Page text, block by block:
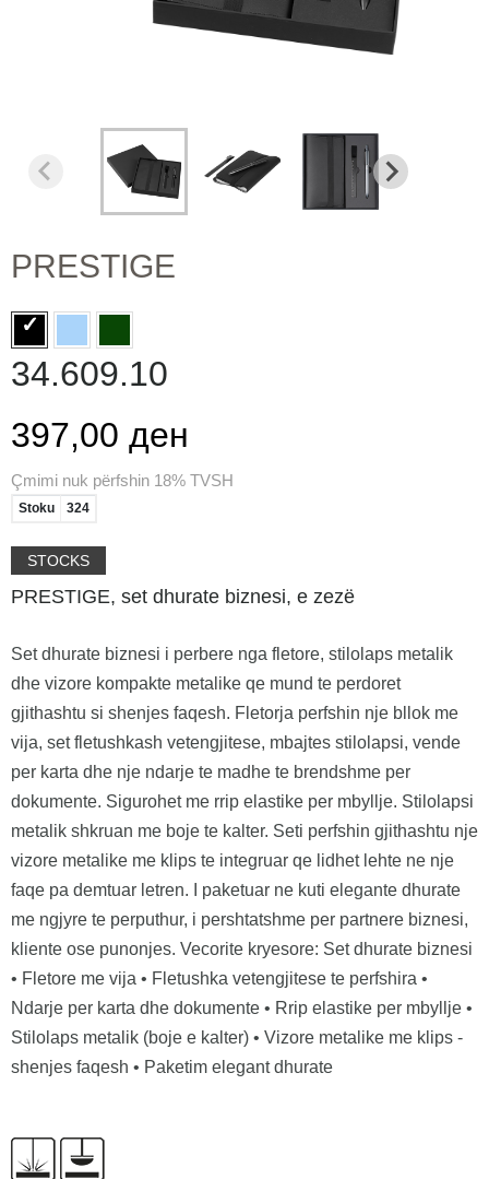
PRESTIGE
34.609.10
397,00 ден
Çmimi nuk përfshin 18% TVSH
Stoku 324
STOCKS
PRESTIGE, set dhurate biznesi, e zezë
Set dhurate biznesi i perbere nga fletore, stilolaps metalik
dhe vizore kompakte metalike qe mund te perdoret
gjithashtu si shenjes faqesh. Fletorja perfshin nje bllok me
vija, set fletushkash vetengjitese, mbajtes stilolapsi, vende
per karta dhe nje ndarje te madhe te brendshme per
dokumente. Sigurohet me rrip elastike per mbyllje. Stilolapsi
metalik shkruan me boje te kalter. Seti perfshin gjithashtu nje
vizore metalike me klips te integruar qe lidhet lehte ne nje
faqe pa demtuar letren. I paketuar ne kuti elegante dhurate
me ngjyre te perputhur, i pershtatshme per partnere biznesi,
kliente ose punonjes. Vecorite kryesore: Set dhurate biznesi
• Fletore me vija • Fletushka vetengjitese te perfshira •
Ndarje per karta dhe dokumente • Rrip elastike per mbyllje •
Stilolaps metalik (boje e kalter) • Vizore metalike me klips -
shenjes faqesh • Paketim elegant dhurate